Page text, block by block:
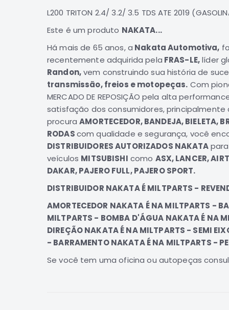
imagens
L200 TRITON 2.4/ 3.2/ 3.5 TDS ATE 2019
Este é um produto NAKATA...
Há mais de 65 anos, a Nakata Automotiva,
recentemente adquirida pela FRAS-LE,líder
Randon,vem construindo sua história de
transmissão, freios e motopeças. Com
MERCADO DE REPOSIÇÃO pela alta
satisfação dos consumidores,
procuraAMORTECEDOR, BANDEJA, BIELETA,
RODAScom qualidade e segurança, você
DISTRIBUIDORES AUTORIZADOS NAKATA
veículos MITSUBISHI como ASX, LANCER,
DAKAR, PAJERO FULL, PAJERO SPORT.
DISTRIBUIDOR NAKATA É MILTPARTS -
AMORTECEDOR NAKATA É NA MILTPARTS -
MILTPARTS - BOMBA D'ÁGUA NAKATA É NA
DIREÇÃO NAKATA É NA MILTPARTS - SEMI
- BARRAMENTO NAKATA É NA MILTPARTS -
Se você tem uma oficina ou autopeças